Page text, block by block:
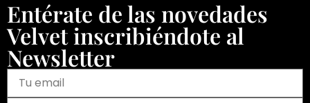
Entérate de las novedades
Velvet inscribiéndote al
Newsletter